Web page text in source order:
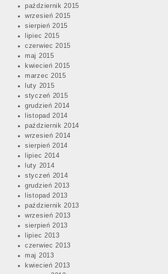
październik 2015
wrzesień 2015
sierpień 2015
lipiec 2015
czerwiec 2015
maj 2015
kwiecień 2015
marzec 2015
luty 2015
styczeń 2015
grudzień 2014
listopad 2014
październik 2014
wrzesień 2014
sierpień 2014
lipiec 2014
luty 2014
styczeń 2014
grudzień 2013
listopad 2013
październik 2013
wrzesień 2013
sierpień 2013
lipiec 2013
czerwiec 2013
maj 2013
kwiecień 2013